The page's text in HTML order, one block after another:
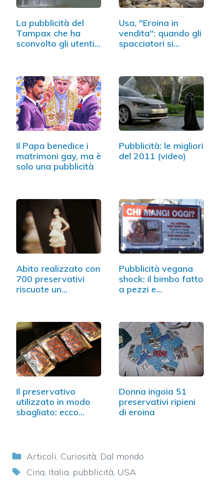
La pubblicità del
Tampax che ha
sconvolto gli utenti…
Usa, "Eroina in
vendita": quando gli
spacciatori si…
Il Papa benedice i
matrimoni gay, ma è
solo una pubblicità
Pubblicità: le migliori
del 2011 (video)
Abito realizzato con
700 preservativi
riscuote un…
Pubblicità vegana
shock: il bimbo fatto
a pezzi e…
Il preservativo
utilizzato in modo
sbagliato: ecco…
Donna ingoia 51
preservativi ripieni
di eroina
Categorie
Articoli, Curiosità, Dal mondo
Tag
Cina, Italia, pubblicità, USA